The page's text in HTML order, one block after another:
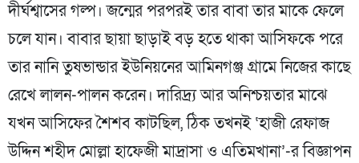
দীর্ঘশ্বাসের গল্প। জন্মের পরপরই তার বাবা তার মাকে ফেলে
চলে যান। বাবার ছায়া ছাড়াই বড় হতে থাকা আসিফকে পরে
তার নানি তুষভান্ডার ইউনিয়নের আমিনগঞ্জ গ্রামে নিজের কাছে
রেখে লালন-পালন করেন। দারিদ্র্য আর অনিশ্চয়তার মাঝে
যখন আসিফের শৈশব কাটছিল, ঠিক তখনই ‘হাজী রেফাজ
উদ্দিন শহীদ মোল্লা হাফেজী মাদ্রাসা ও এতিমখানা’-র বিজ্ঞাপন